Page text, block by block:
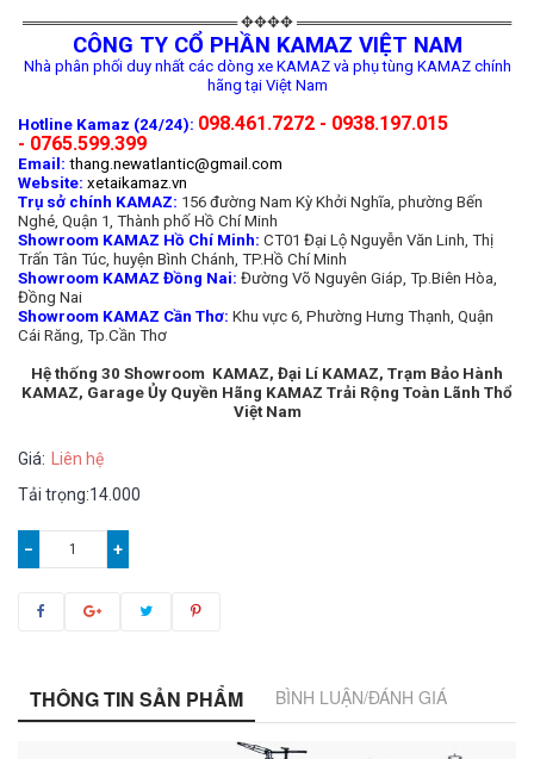
════════════════════ ✥✥✥✥ ════════════════════
CÔNG TY CỔ PHẦN KAMAZ VIỆT NAM
Nhà phân phối duy nhất các dòng xe KAMAZ và phụ tùng KAMAZ chính
hãng tại Việt Nam
Hotline Kamaz (24/24): 098.461.7272 - 0938.197.015
- 0765.599.399
Email: thang.newatlantic@gmail.com
Website: xetaikamaz.vn
Trụ sở chính KAMAZ: 156 đường Nam Kỳ Khởi Nghĩa, phường Bến
Nghé, Quận 1, Thành phố Hồ Chí Minh
Showroom KAMAZ Hồ Chí Minh: CT01 Đại Lộ Nguyễn Văn Linh, Thị
Trấn Tân Túc, huyện Bình Chánh, TP.Hồ Chí Minh
Showroom KAMAZ Đồng Nai: Đường Võ Nguyên Giáp, Tp.Biên Hòa,
Đồng Nai
Showroom KAMAZ Cần Thơ: Khu vực 6, Phường Hưng Thạnh, Quận
Cái Răng, Tp.Cần Thơ
Hệ thống 30 Showroom KAMAZ, Đại Lí KAMAZ, Trạm Bảo Hành
KAMAZ, Garage Ủy Quyền Hãng KAMAZ Trải Rộng Toàn Lãnh Thổ
Việt Nam
Giá:
Liên hệ
Tải trọng:14.000
− +
THÔNG TIN SẢN PHẨM BÌNH LUẬN/ĐÁNH GIÁ